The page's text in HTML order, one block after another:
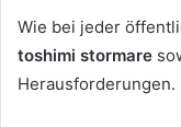
Wie bei jeder
toshimi stormare
Herausforderungen.